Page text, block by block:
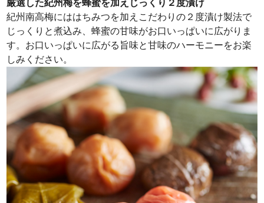
厳選した紀州梅を蜂蜜を加えじっくり２度漬け
紀州南高梅にははちみつを加えこだわりの２度漬け製法で
じっくりと煮込み、蜂蜜の甘味がお口いっぱいに広がりま
す。お口いっぱいに広がる旨味と甘味のハーモニーをお楽
しみください。